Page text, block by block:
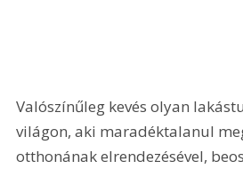
Valószínűleg kevés olyan
világon, aki maradéktalanul
otthonának elrendezésével,